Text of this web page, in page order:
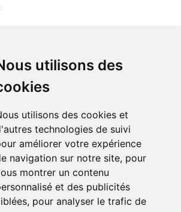
utilisons des
utilisons des cookies et
technologies de suivi
améliorer votre expérience
navigation sur notre site, pour
montrer un contenu
et des publicités
pour analyser le trafic de
venez chercher votre commande à Amiens
(Fachon) ou recevez-là rapidement
d’Amiens
vos réseaux sociaux